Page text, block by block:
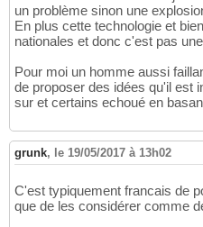
un problème sinon une
En plus cette technologie et
nationales et donc c'est pas
Pour moi un homme aussi
de proposer des idées qu'il est
sur et certains echoué en
grunk, le 19/05/2017 à 13h02
C'est typiquement francais de
que de les considérer comme